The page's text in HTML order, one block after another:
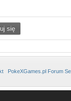
PokeXGames.pl Forum